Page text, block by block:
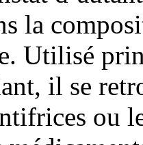
la
Utilisé
il se
ou